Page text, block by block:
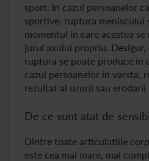
sport. In cazul persoanelor
sportive, ruptura meniscului
momentul in care acestea
jurul axului propriu.
ruptura se poate produce in
cazul persoanelor in varsta,
rezultat al uzurii sau erodarii
De ce sunt atat de
Dintre toate articulatiile
este cea mai mare, mai